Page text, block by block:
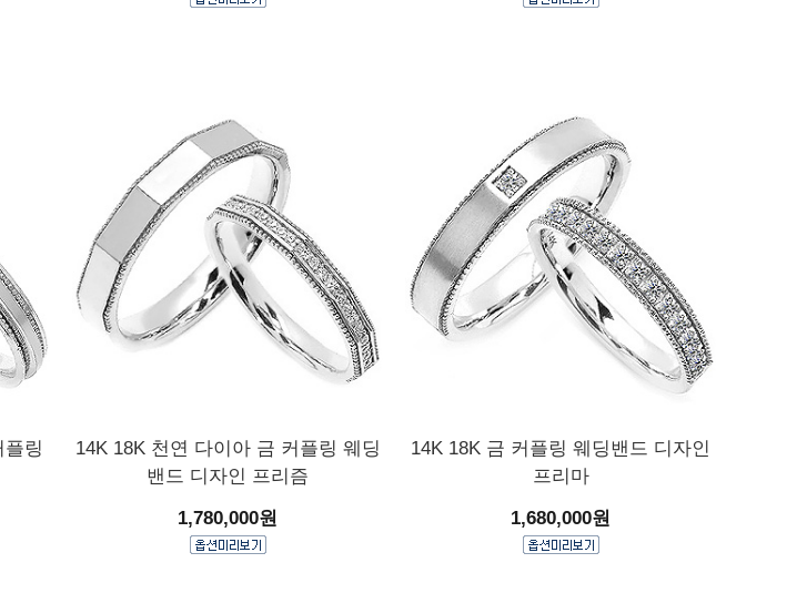
링
14K 18K 천연 다이아 금 커플링 웨딩
밴드 디자인 프리즘
1,780,000원
14K 18K 금 커플링 웨딩밴드 디자인
프리마
1,680,000원